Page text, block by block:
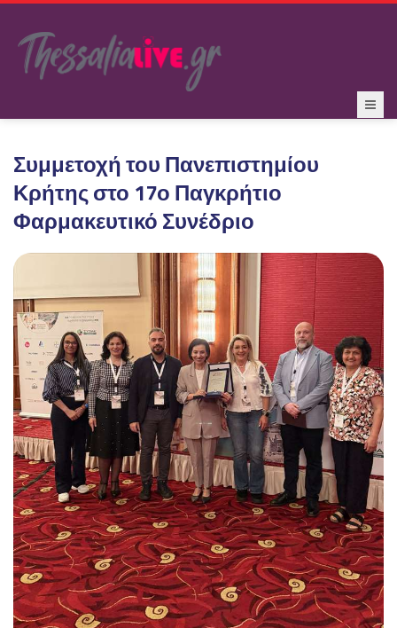
Συμμετοχή του Πανεπιστημίου
Κρήτης στο 17ο Παγκρήτιο
Φαρμακευτικό Συνέδριο